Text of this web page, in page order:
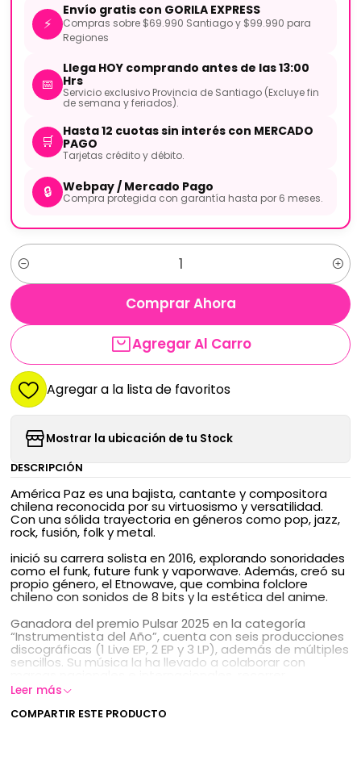
⚡
Envío gratis con GORILA EXPRESS
Compras sobre $69.990 Santiago y $99.990 para
Regiones
📅
Llega HOY comprando antes de las 13:00
Hrs
Servicio exclusivo Provincia de Santiago (Excluye fin
de semana y feriados).
🛒
Hasta 12 cuotas sin interés con MERCADO
PAGO
Tarjetas crédito y débito.
🔒 Webpay / Mercado Pago
Compra protegida con garantía hasta por 6 meses.
Cantidad
Agregar Al Carro
Comprar Ahora
Agregar a la lista de favoritos
Mostrar la ubicación de tu Stock
DESCRIPCIÓN
América Paz es una bajista, cantante y compositora
chilena reconocida por su virtuosismo y versatilidad.
Con una sólida trayectoria en géneros como pop, jazz,
rock, fusión, folk y metal.
inició su carrera solista en 2016, explorando sonoridades
como el funk, future funk y vaporwave. Además, creó su
propio género, el Etnowave, que combina folclore
chileno con sonidos de 8 bits y la estética del anime.
Ganadora del premio Pulsar 2025 en la categoría
“Instrumentista del Año”, cuenta con seis producciones
discográficas (1 Live EP, 2 EP y 3 LP), además de múltiples
sencillos. Su música la ha llevado a colaborar con
escenarios en distintas giras por Chile y participar en
Leer más
COMPARTIR ESTE PRODUCTO